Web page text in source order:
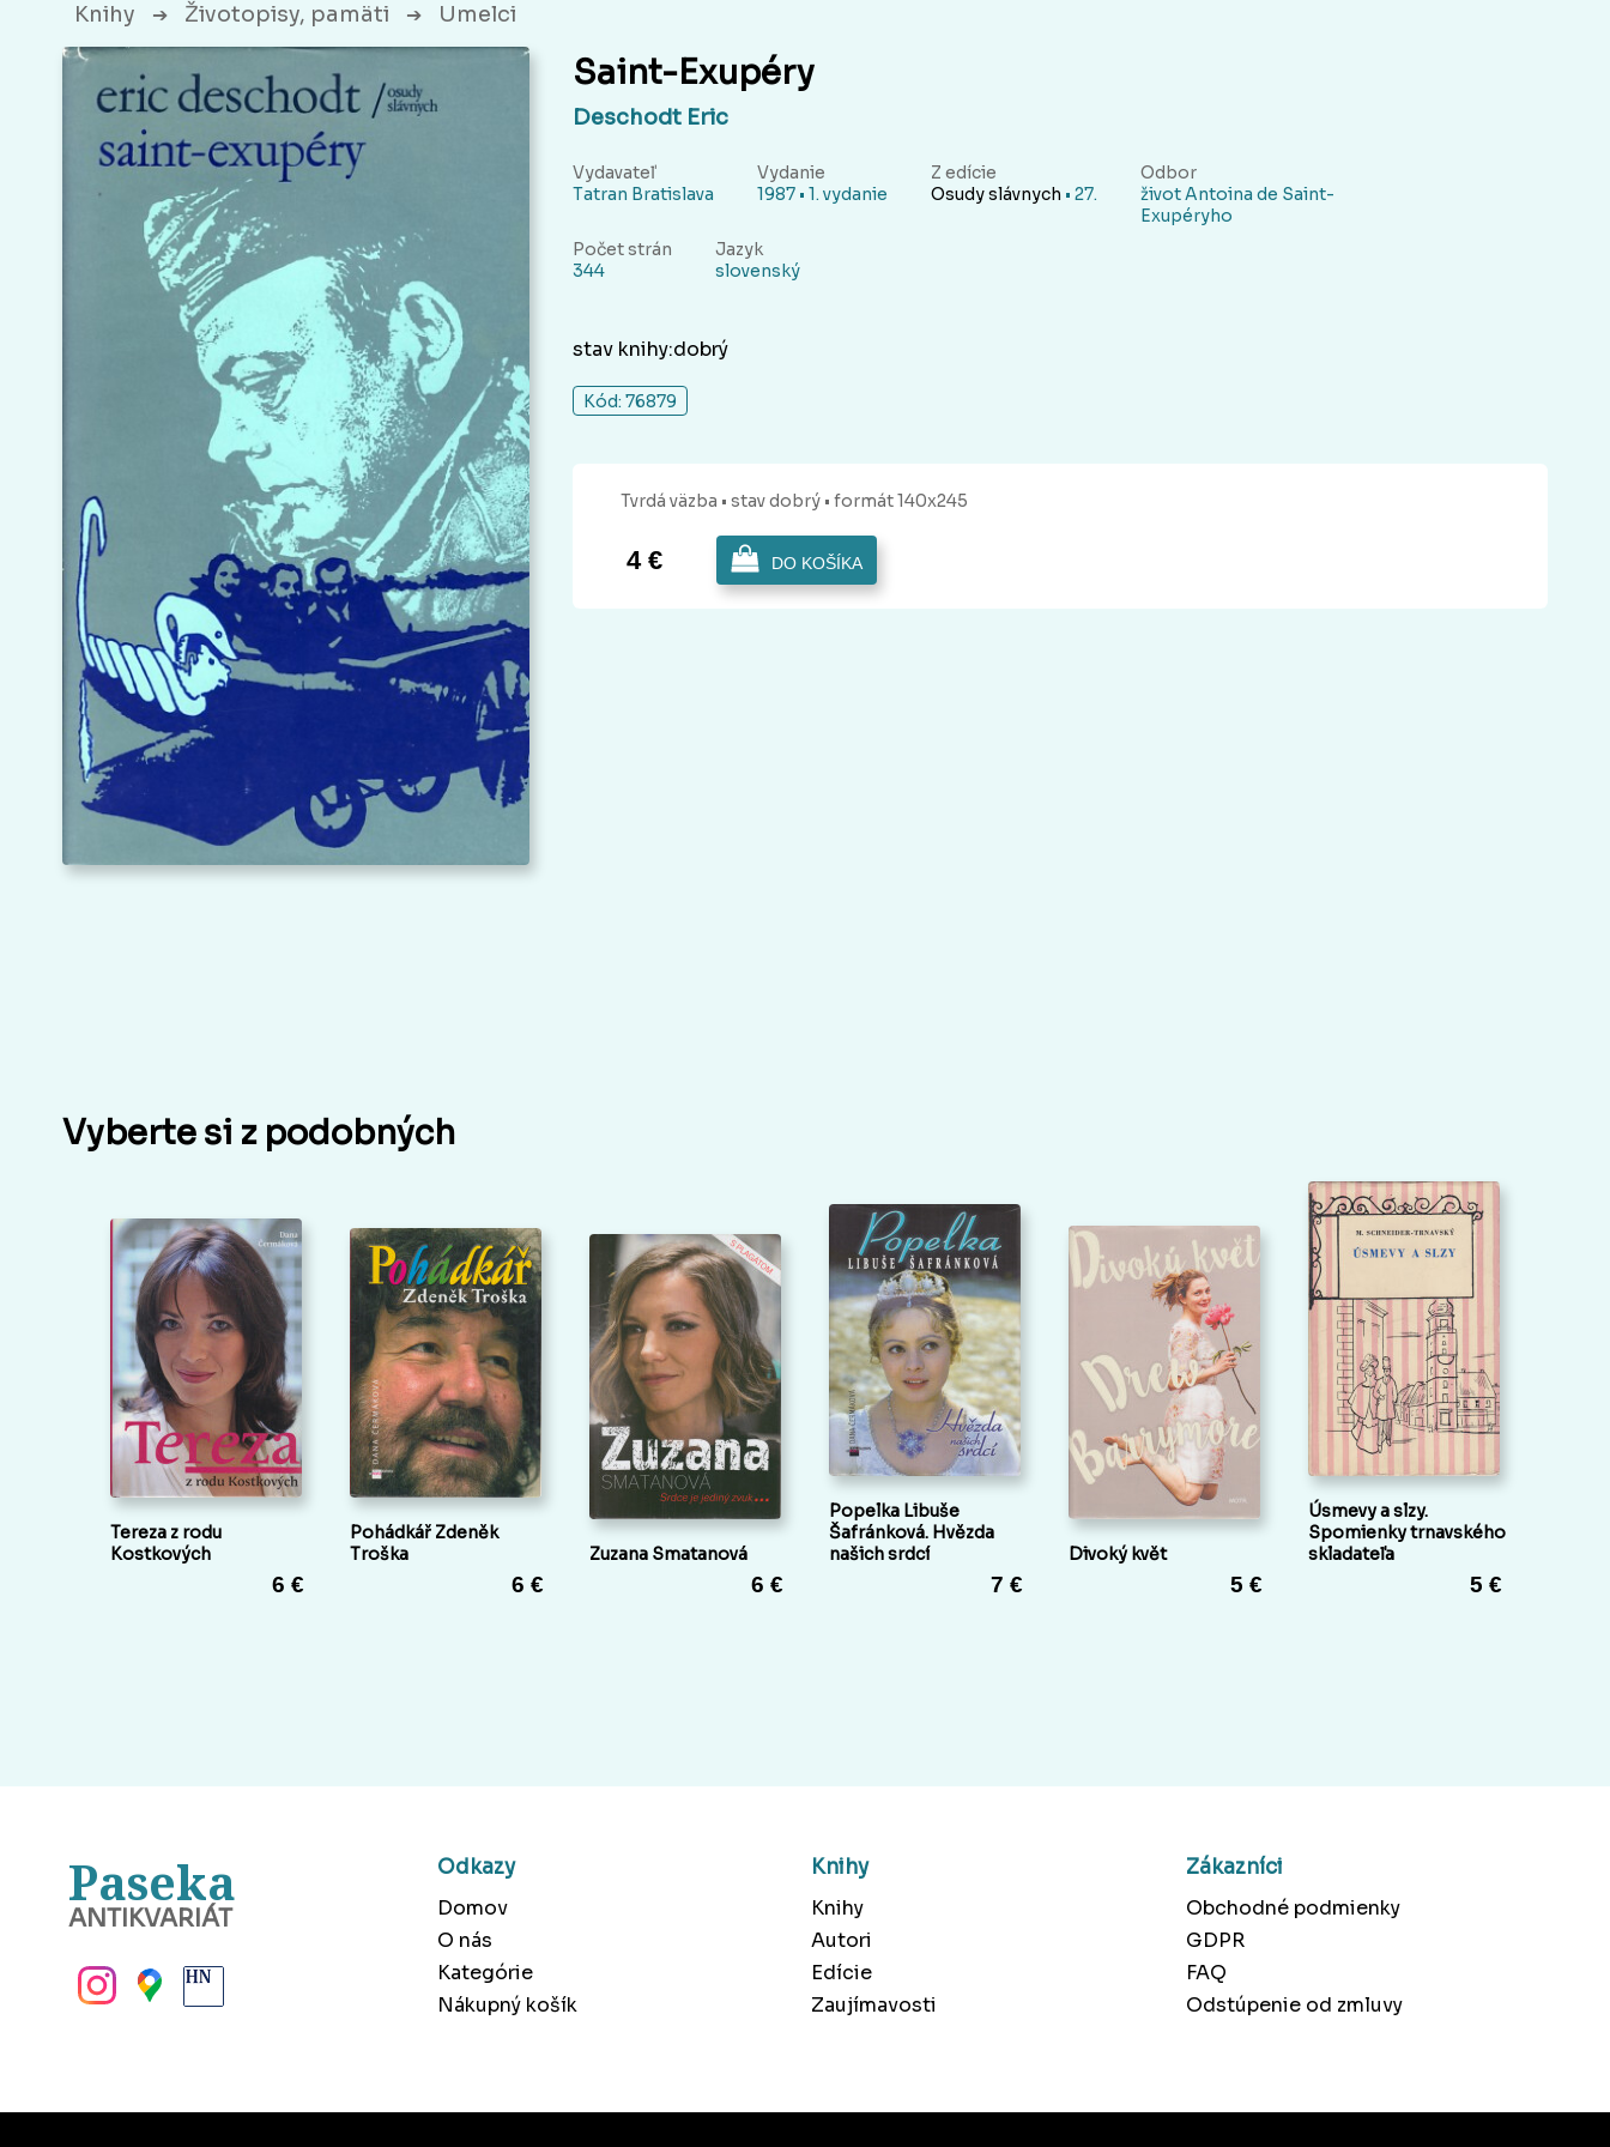
Knihy ➔ Životopisy, pamäti ➔ Umelci
Saint-Exupéry
Deschodt Eric
Vydavateľ
Tatran Bratislava
Vydanie
1987 • 1. vydanie
Z edície
Osudy slávnych • 27.
Odbor
život Antoina de Saint-
Exupéryho
Počet strán
344
Jazyk
slovenský
stav knihy:dobrý
Kód: 76879
Tvrdá väzba • stav dobrý • formát 140x245
4 € DO KOŠÍKA
Vyberte si z podobných
Tereza z rodu
Kostkových
6 €
Pohádkář Zdeněk
Troška
6 €
Zuzana Smatanová
6 €
Popelka Libuše
Šafránková. Hvězda
našich srdcí
7 €
Divoký květ
5 €
Úsmevy a slzy.
Spomienky trnavského
skladateľa
5 €
Paseka
ANTIKVARIÁT
Odkazy
Domov
O nás
Kategórie
Nákupný košík
Knihy
Knihy
Autori
Edície
Zaujímavosti
Zákazníci
Obchodné podmienky
GDPR
FAQ
Odstúpenie od zmluvy